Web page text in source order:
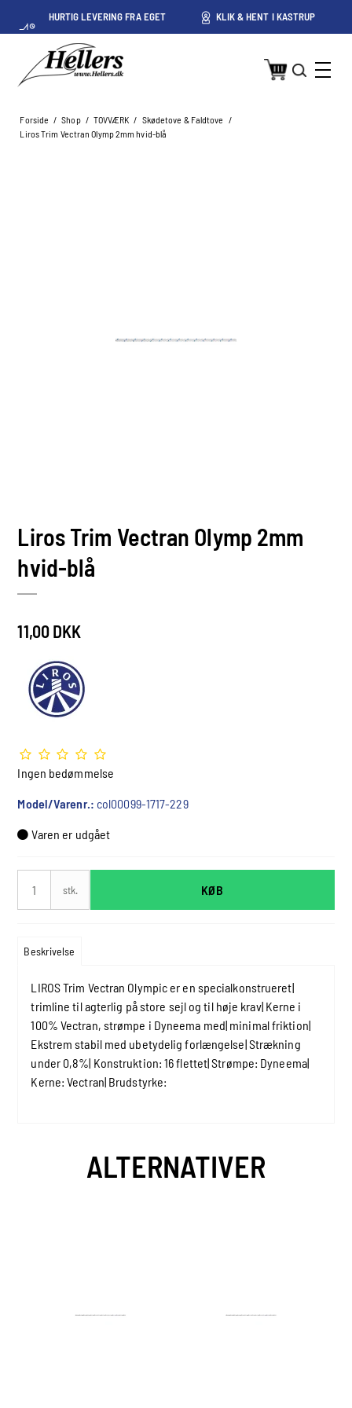
HURTIG LEVERING FRA EGET
LAGER I KASTRUP
KLIK & HENT I KASTRUP
Forside / Shop / TOVVÆRK / Skødetove & Faldtove /
Liros Trim Vectran Olymp 2mm hvid-blå
Liros Trim Vectran Olymp 2mm
hvid-blå
11,00 DKK
Ingen bedømmelse
Model/Varenr.: col00099-1717-229
Varen er udgået
stk. KØB
Beskrivelse
LIROS Trim Vectran Olympic er en specialkonstrueret|
trimline til agterlig på store sejl og til høje krav| Kerne i
100% Vectran, strømpe i Dyneema med| minimal friktion|
Ekstrem stabil med ubetydelig forlængelse| Strækning
under 0,8%| Konstruktion: 16 flettet| Strømpe: Dyneema|
Kerne: Vectran| Brudstyrke:
ALTERNATIVER